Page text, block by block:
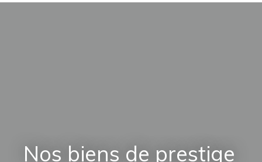
Nos biens de prestige